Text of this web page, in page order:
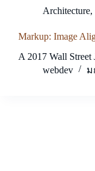
Architecture,
Markup: Image
A 2017 Wall
webdev
ม